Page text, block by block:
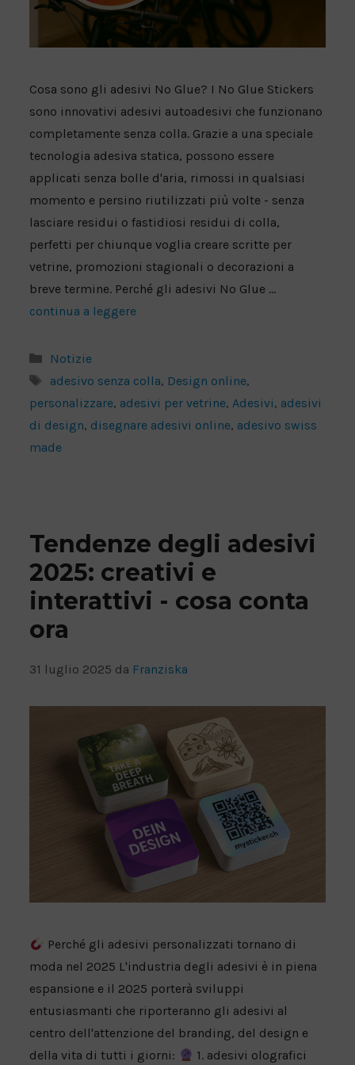
Cosa sono gli adesivi No Glue? I No Glue Stickers
sono innovativi adesivi autoadesivi che funzionano
completamente senza colla. Grazie a una speciale
tecnologia adesiva statica, possono essere
applicati senza bolle d'aria, rimossi in qualsiasi
momento e persino riutilizzati più volte - senza
lasciare residui o fastidiosi residui di colla,
perfetti per chiunque voglia creare scritte per
vetrine, promozioni stagionali o decorazioni a
breve termine. Perché gli adesivi No Glue ...
continua a leggere
Categorie
Notizie
Tag
adesivo senza colla, Design online,
personalizzare, adesivi per vetrine, Adesivi, adesivi
di design, disegnare adesivi online, adesivo swiss
made
Tendenze degli adesivi
2025: creativi e
interattivi - cosa conta
ora
31 luglio 2025 da Franziska
Perché gli adesivi personalizzati tornano di
moda nel 2025 L'industria degli adesivi è in piena
espansione e il 2025 porterà sviluppi
entusiasmanti che riporteranno gli adesivi al
centro dell'attenzione del branding, del design e
della vita di tutti i giorni:
1. adesivi olografici